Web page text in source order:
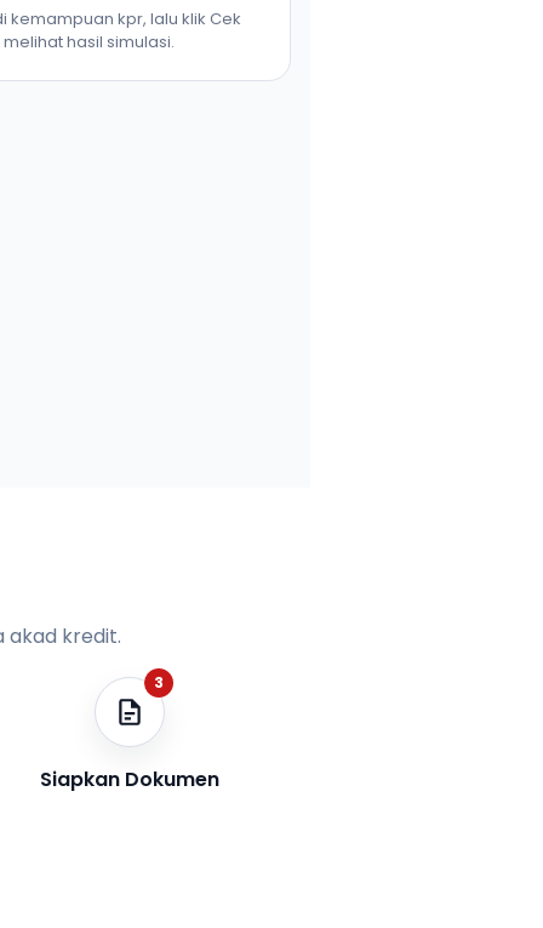
kemampuan kpr, lalu klik Cek
hasil simulasi.
akad kredit.
3
Siapkan Dokumen